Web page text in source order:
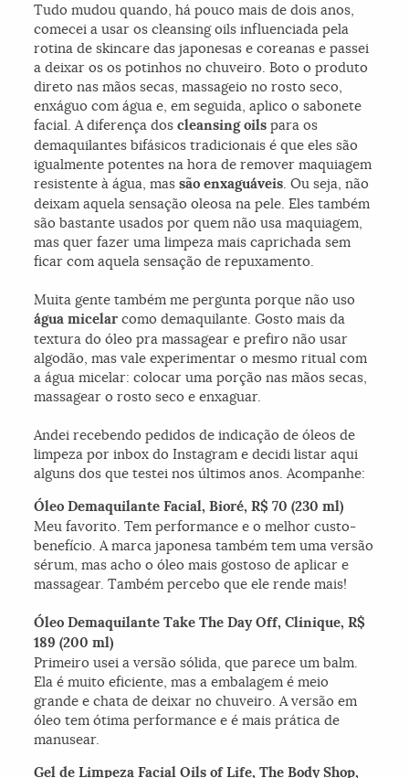
Tudo mudou quando, há pouco mais de dois anos,
comecei a usar os cleansing oils influenciada pela
rotina de skincare das japonesas e coreanas e passei
a deixar os os potinhos no chuveiro. Boto o produto
direto nas mãos secas, massageio no rosto seco,
enxáguo com água e, em seguida, aplico o sabonete
facial. A diferença doscleansing oils para os
demaquilantes bifásicos tradicionais é que eles são
igualmente potentes na hora de remover maquiagem
resistente à água, massão enxaguáveis. Ou seja, não
deixam aquela sensação oleosa na pele. Eles também
são bastante usados por quem não usa maquiagem,
mas quer fazer uma limpeza mais caprichada sem
ficar com aquela sensação de repuxamento.
Muita gente também me pergunta porque não uso
água micelarcomo demaquilante. Gosto mais da
textura do óleo pra massagear e prefiro não usar
algodão, mas vale experimentar o mesmo ritual com
a água micelar: colocar uma porção nas mãos secas,
massagear o rosto seco e enxaguar.
Andei recebendo pedidos de indicação de óleos de
limpeza por inbox do Instagram e decidi listar aqui
alguns dos que testei nos últimos anos. Acompanhe:
Óleo Demaquilante Facial, Bioré, R$ 70 (230 ml)
Meu favorito. Tem performance e o melhor custo-
benefício. A marca japonesa também tem uma versão
sérum, mas acho o óleo mais gostoso de aplicar e
massagear. Também percebo que ele rende mais!
Óleo Demaquilante Take The Day Off, Clinique, R$
189 (200 ml)
Primeiro usei a versão sólida, que parece um balm.
Ela é muito eficiente, mas a embalagem é meio
grande e chata de deixar no chuveiro. A versão em
óleo tem ótima performance e é mais prática de
manusear.
Gel de Limpeza Facial Oils of Life, The Body Shop,